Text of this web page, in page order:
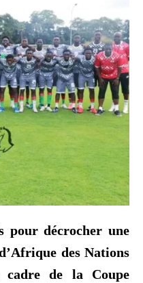
pour décrocher une
des Nations
de la Coupe